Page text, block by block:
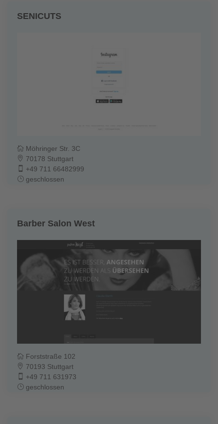
SENICUTS
Möhringer Str. 3C
70178 Stuttgart
+49 711 66482999
geschlossen
Barber Salon West
Forststraße 102
70193 Stuttgart
+49 711 631973
geschlossen